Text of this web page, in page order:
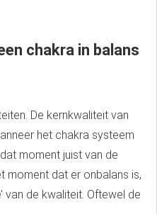
chakra in balans
De kernkwaliteit van
het chakra systeem
moment juist van de
moment dat er onbalans is,
van de kwaliteit. Oftewel de